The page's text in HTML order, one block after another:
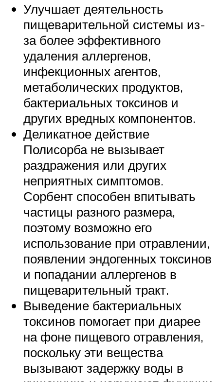
Улучшает деятельность
пищеварительной системы из-
за более эффективного
удаления аллергенов,
инфекционных агентов,
метаболических продуктов,
бактериальных токсинов и
других вредных компонентов.
Деликатное действие
Полисорба не вызывает
раздражения или других
неприятных симптомов.
Сорбент способен впитывать
частицы разного размера,
поэтому возможно его
использование при отравлении,
появлении эндогенных токсинов
и попадании аллергенов в
пищеварительный тракт.
Выведение бактериальных
токсинов помогает при диарее
на фоне пищевого отравления,
поскольку эти вещества
вызывают задержку воды в